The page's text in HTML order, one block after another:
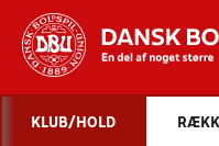
KLUB/HOLD